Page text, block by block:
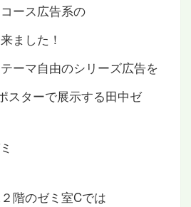
ース広告系の
ました！
ーマ自由のシリーズ広告を
スターで展示する田中ゼ
階のゼミ室Cでは